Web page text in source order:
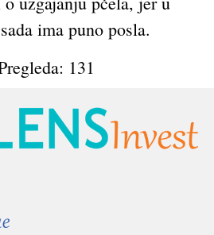
ima puno posla.
131